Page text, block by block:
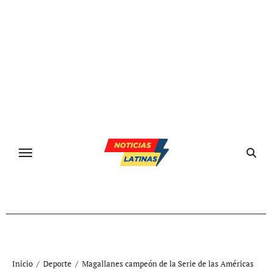
Inicio Deporte Magallanes campeón de la Serie de las Américas